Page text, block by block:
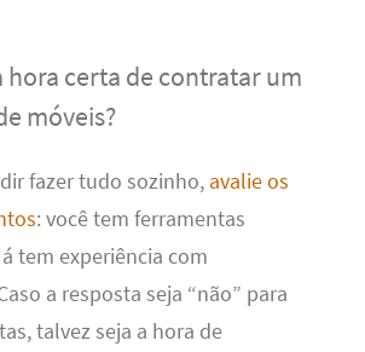
hora certa de contratar um
móveis?
fazer tudo sozinho, avalie os
: você tem ferramentas
tem experiência com
a resposta seja “não” para
talvez seja a hora de